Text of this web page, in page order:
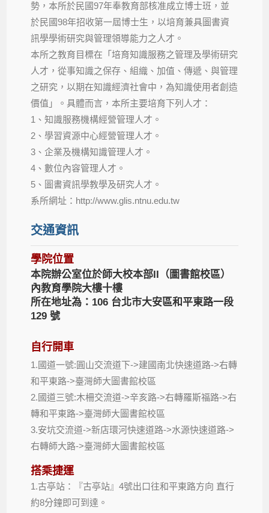
勢，本所於民國97年奉教育部核准成立博士班，並
於民國98年招收第一屆博士生，以培育兼具圖書資
訊學學術研究與管理領導能力之人才。
本所之教育目標在「培育知識服務之管理及學術研究
人才，從事知識之保存、組織、加值、傳遞、與管理
之研究，以期在知識經濟社會中，為知識使用者創造
價值」。具體而言，本所主要培育下列人才：
1、知識服務機構經營管理人才。
2、學習資源中心經營管理人才。
3、企業及機構知識管理人才。
4、數位內容管理人才。
5、圖書資訊學教學及研究人才。
系所網址：http://www.glis.ntnu.edu.tw
交通資訊
學院位置
本院辦公室位於師大校本部II（圖書館校區）
內教育學院大樓十樓
所在地址為：106 台北市大安區和平東路一段
129 號
自行開車
1.國道一號:圓山交流道下->建國南北快速道路->右轉
和平東路->臺灣師大圖書館校區
2.國道三號:木柵交流道->辛亥路->右轉羅斯福路->右
轉和平東路->臺灣師大圖書館校區
3.安坑交流道->新店環河快速道路->水源快速道路->
右轉師大路->臺灣師大圖書館校區
搭乘捷運
1.古亭站：『古亭站』4號出口往和平東路方向 直行
約8分鐘即可到達。